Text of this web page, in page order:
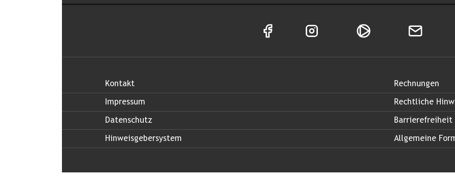
Facebook Seite von Land Salzburg
Instagram Seite von Land Salzburg
Salzburg ON Newsletter
Kontakt Rechnungen
Impressum Rechtliche
Datenschutz Barrierefreiheit
Hinweisgebersystem Allgemeine